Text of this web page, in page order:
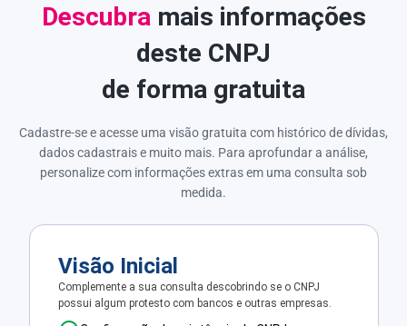
Descubra mais informações
deste CNPJ
de forma gratuita
Cadastre-se e acesse uma visão gratuita com histórico de dívidas,
dados cadastrais e muito mais. Para aprofundar a análise,
personalize com informações extras em uma consulta sob
medida.
Visão Inicial
Complemente a sua consulta descobrindo se o CNPJ
possui algum protesto com bancos e outras empresas.